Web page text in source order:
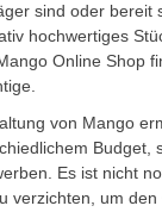
sind oder bereit
hochwertiges
Online Shop
von Mango
Budget,
Es ist nicht
verzichten, um